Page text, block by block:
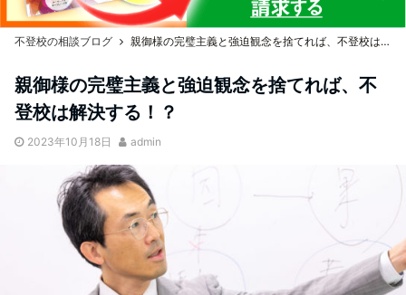
不登校の相談ブログ 親御様の完璧主義と強迫観念を捨てれば、不登校は解決する！？
親御様の完璧主義と強迫観念を捨てれば、不
登校は解決する！？
2023年10月18日 admin